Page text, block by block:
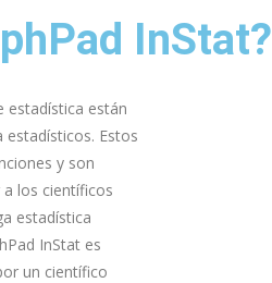
InStat?
estadística están
estadísticos. Estos
y son
los científicos
estadística
InStat es
un científico